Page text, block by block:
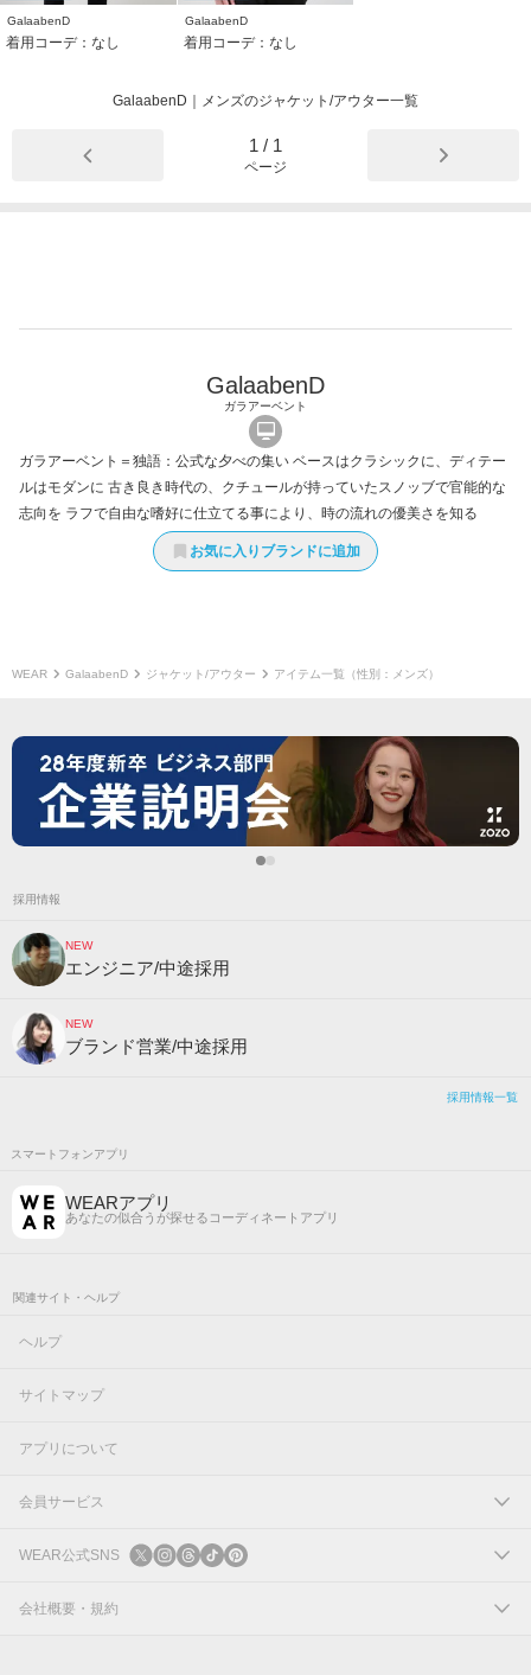
GalaabenD
着用コーデ：なし
GalaabenD
着用コーデ：なし
GalaabenD｜メンズのジャケット/アウター一覧
1 / 1
ページ
GalaabenD
ガラアーベント
ガラアーベント＝独語：公式な夕べの集い ベースはクラシックに、ディテー
ルはモダンに 古き良き時代の、クチュールが持っていたスノッブで官能的な
志向を ラフで自由な嗜好に仕立てる事により、時の流れの優美さを知る
お気に入りブランドに追加
WEAR GalaabenD ジャケット/アウター アイテム一覧（性別：メンズ）
採用情報
NEW
エンジニア/中途採用
NEW
ブランド営業/中途採用
採用情報一覧
スマートフォンアプリ
WEARアプリ
あなたの似合うが探せるコーディネートアプリ
関連サイト・ヘルプ
ヘルプ
サイトマップ
アプリについて
会員サービス
ログイン
新規会員登録
WEAR公式SNS
X
会社概要・規約